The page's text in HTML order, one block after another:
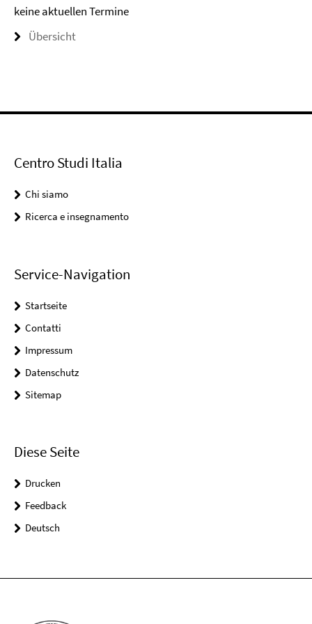
keine aktuellen Termine
Übersicht
Centro Studi Italia
Chi siamo
Ricerca e insegnamento
Service-Navigation
Startseite
Contatti
Impressum
Datenschutz
Sitemap
Diese Seite
Drucken
Feedback
Deutsch